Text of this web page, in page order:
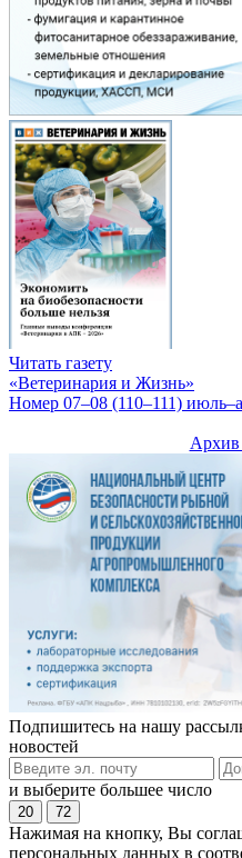
Читать газету
«Ветеринария и Жизнь»
Номер 07–08 (110–111)
Архив
Подпишитесь на нашу
новостей
и выберите большее число
20 72
Нажимая на кнопку, Вы
персональных данных в